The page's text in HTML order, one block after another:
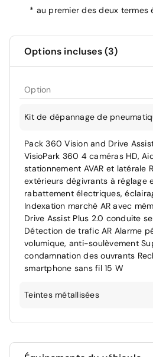
* au premier des deux termes
Options incluses (3)
Option
Kit de dépannage de
Pack 360 Vision and Drive
VisioPark 360 4 caméras HD,
stationnement AVAR et latérale
extérieurs dégivrants à réglage
rabattement électriques,
Indexation marché AR avec
Drive Assist Plus 2.0 conduite
Détection de trafic AR Alarme
volumique, anti-soulèvement
condamnation des ouvrants
smartphone sans fil 15 W
Teintes métallisées